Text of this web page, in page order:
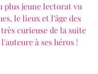
plus jeune lectorat vu
le lieux et l’âge des
curieuse de la suite
à ses héros !